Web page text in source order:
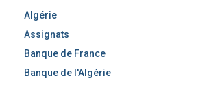
Algérie
Assignats
Banque de France
Banque de l'Algérie